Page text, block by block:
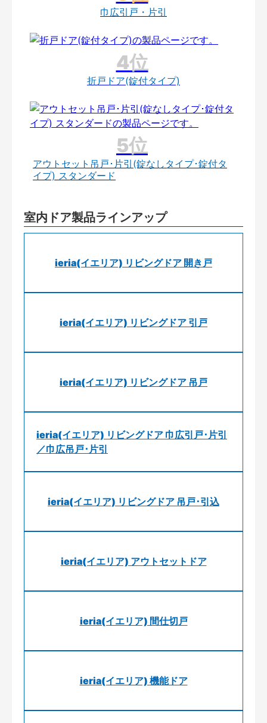
巾広引戸・片引
折戸ドア(錠付タイプ)
アウトセット吊戸･片引(錠なしタイプ･錠付タ
イプ) スタンダード
室内ドア製品ラインアップ
ieria(イエリア) リビングドア 開き戸
ieria(イエリア) リビングドア 引戸
ieria(イエリア) リビングドア 吊戸
ieria(イエリア) リビングドア 巾広引戸･片引
／巾広吊戸･片引
ieria(イエリア) リビングドア 吊戸･引込
ieria(イエリア) アウトセットドア
ieria(イエリア) 間仕切戸
ieria(イエリア) 機能ドア